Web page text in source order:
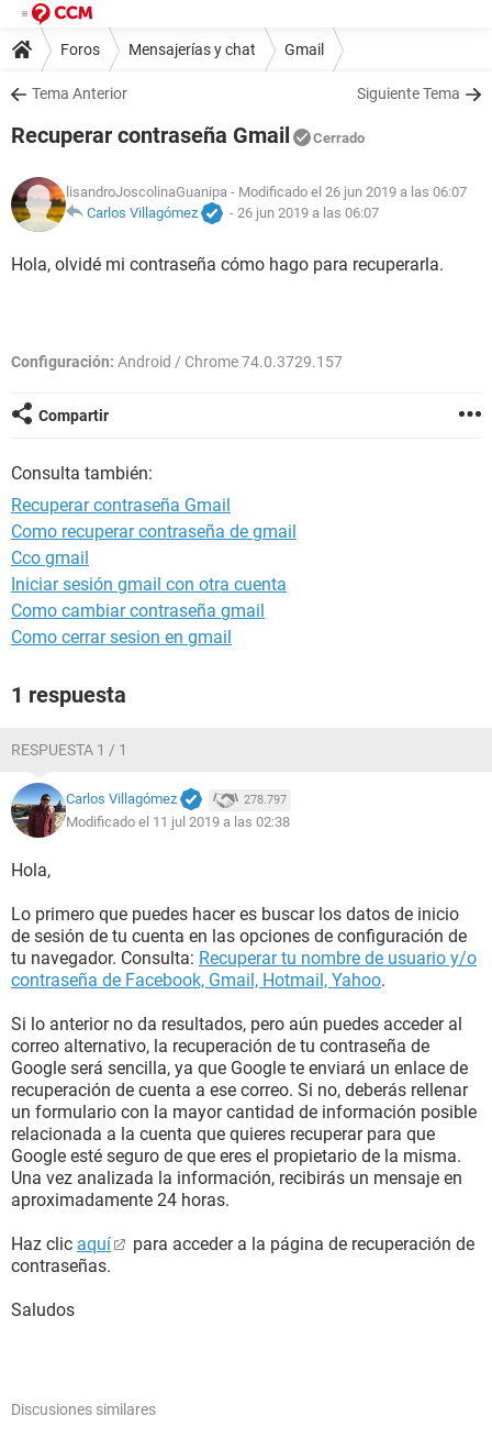
Foros Mensajerías y chat Gmail
Tema Anterior Siguiente Tema
Recuperar contraseña Gmail Cerrado
lisandroJoscolinaGuanipa - Modificado el 26 jun 2019 a las 06:07
Carlos Villagómez
- 26 jun 2019 a las 06:07
Hola, olvidé mi contraseña cómo hago para recuperarla.
Configuración: Android / Chrome 74.0.3729.157
Compartir
Consulta también:
Recuperar contraseña Gmail
Como recuperar contraseña de gmail
Cco gmail
Iniciar sesión gmail con otra cuenta
Como cambiar contraseña gmail
Como cerrar sesion en gmail
1 respuesta
RESPUESTA 1 / 1
Carlos Villagómez 278.797
Modificado el 11 jul 2019 a las 02:38
Hola,
Lo primero que puedes hacer es buscar los datos de inicio
de sesión de tu cuenta en las opciones de configuración de
tu navegador. Consulta: Recuperar tu nombre de usuario y/o
contraseña de Facebook, Gmail, Hotmail, Yahoo.
Si lo anterior no da resultados, pero aún puedes acceder al
correo alternativo, la recuperación de tu contraseña de
Google será sencilla, ya que Google te enviará un enlace de
recuperación de cuenta a ese correo. Si no, deberás rellenar
un formulario con la mayor cantidad de información posible
relacionada a la cuenta que quieres recuperar para que
Google esté seguro de que eres el propietario de la misma.
Una vez analizada la información, recibirás un mensaje en
aproximadamente 24 horas.
Haz clic aquí
para acceder a la página de recuperación de
contraseñas.
Saludos
Discusiones similares